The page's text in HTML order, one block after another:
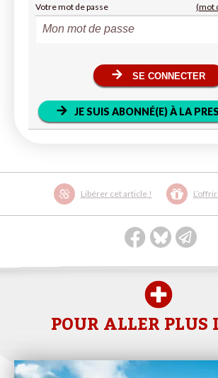
Libérer cet article !
Votre mot de passe (mot
SE CONNECTER
JE SUIS ABONNÉ(E) À LA
POUR ALLER